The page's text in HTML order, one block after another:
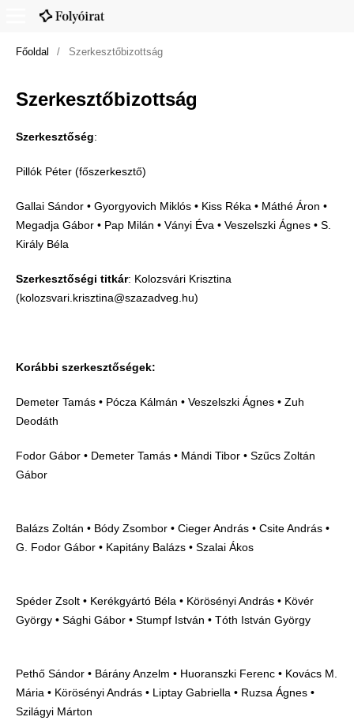
Főoldal / Szerkesztőbizottság
Szerkesztőbizottság
Szerkesztőség:
Pillók Péter (főszerkesztő)
Gallai Sándor • Gyorgyovich Miklós • Kiss Réka • Máthé Áron •
Megadja Gábor • Pap Milán • Ványi Éva • Veszelszki Ágnes • S.
Király Béla
Szerkesztőségi titkár: Kolozsvári Krisztina
(kolozsvari.krisztina@szazadveg.hu)
Korábbi szerkesztőségek:
Demeter Tamás • Pócza Kálmán • Veszelszki Ágnes • Zuh
Deodáth
Fodor Gábor • Demeter Tamás • Mándi Tibor • Szűcs Zoltán
Gábor
Balázs Zoltán • Bódy Zsombor • Cieger András • Csite András •
G. Fodor Gábor • Kapitány Balázs • Szalai Ákos
Spéder Zsolt • Kerékgyártó Béla • Körösényi András • Kövér
György • Sághi Gábor • Stumpf István • Tóth István György
Pethő Sándor • Bárány Anzelm • Huoranszki Ferenc • Kovács M.
Mária • Körösényi András • Liptay Gabriella • Ruzsa Ágnes •
Szilágyi Márton